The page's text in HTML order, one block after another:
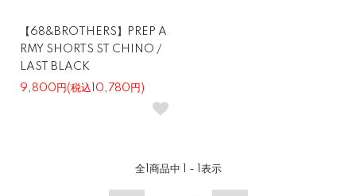
【68&BROTHERS】PREP A
RMY SHORTS ST CHINO /
LAST BLACK
9,800円(税込10,780円)
全1 商品中 1 - 1 表示